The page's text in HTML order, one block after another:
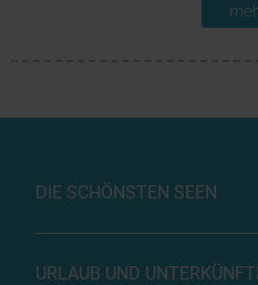
DIE SCHÖNSTEN SEEN
URLAUB UND